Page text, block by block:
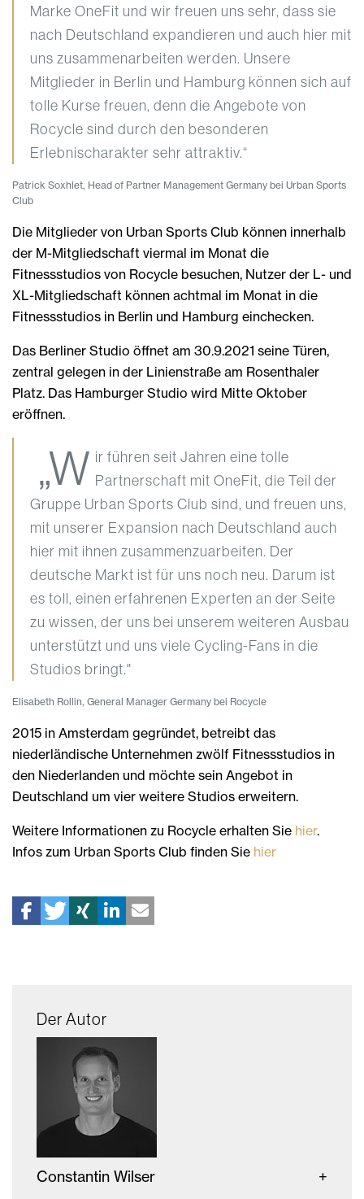
Marke OneFit und wir freuen uns sehr, dass sie
nach Deutschland expandieren und auch hier mit
uns zusammenarbeiten werden. Unsere
Mitglieder in Berlin und Hamburg können sich auf
tolle Kurse freuen, denn die Angebote von
Rocycle sind durch den besonderen
Erlebnischarakter sehr attraktiv.“
Patrick Soxhlet, Head of Partner Management Germany bei Urban Sports
Club
Die Mitglieder von Urban Sports Club können innerhalb
der M-Mitgliedschaft viermal im Monat die
Fitnessstudios von Rocycle besuchen, Nutzer der L- und
XL-Mitgliedschaft können achtmal im Monat in die
Fitnessstudios in Berlin und Hamburg einchecken.
Das Berliner Studio öffnet am 30.9.2021 seine Türen,
zentral gelegen in der Linienstraße am Rosenthaler
Platz. Das Hamburger Studio wird Mitte Oktober
eröffnen.
„W ir führen seit Jahren eine tolle
Partnerschaft mit OneFit, die Teil der
Gruppe Urban Sports Club sind, und freuen uns,
mit unserer Expansion nach Deutschland auch
hier mit ihnen zusammenzuarbeiten. Der
deutsche Markt ist für uns noch neu. Darum ist
es toll, einen erfahrenen Experten an der Seite
zu wissen, der uns bei unserem weiteren Ausbau
unterstützt und uns viele Cycling-Fans in die
Studios bringt."
Elisabeth Rollin, General Manager Germany bei Rocycle
2015 in Amsterdam gegründet, betreibt das
niederländische Unternehmen zwölf Fitnessstudios in
den Niederlanden und möchte sein Angebot in
Deutschland um vier weitere Studios erweitern.
Weitere Informationen zu Rocycle erhalten Sie hier.
Infos zum Urban Sports Club finden Sie hier
Der Autor
Constantin Wilser